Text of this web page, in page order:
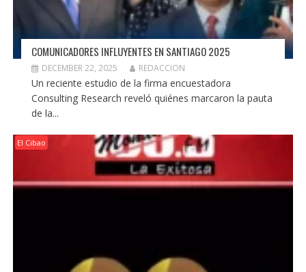
COMUNICADORES INFLUYENTES EN SANTIAGO 2025
DECEMBER 22, 2025 REDACCION
Un reciente estudio de la firma encuestadora
Consulting Research reveló quiénes marcaron la pauta
de la...
El Cibao